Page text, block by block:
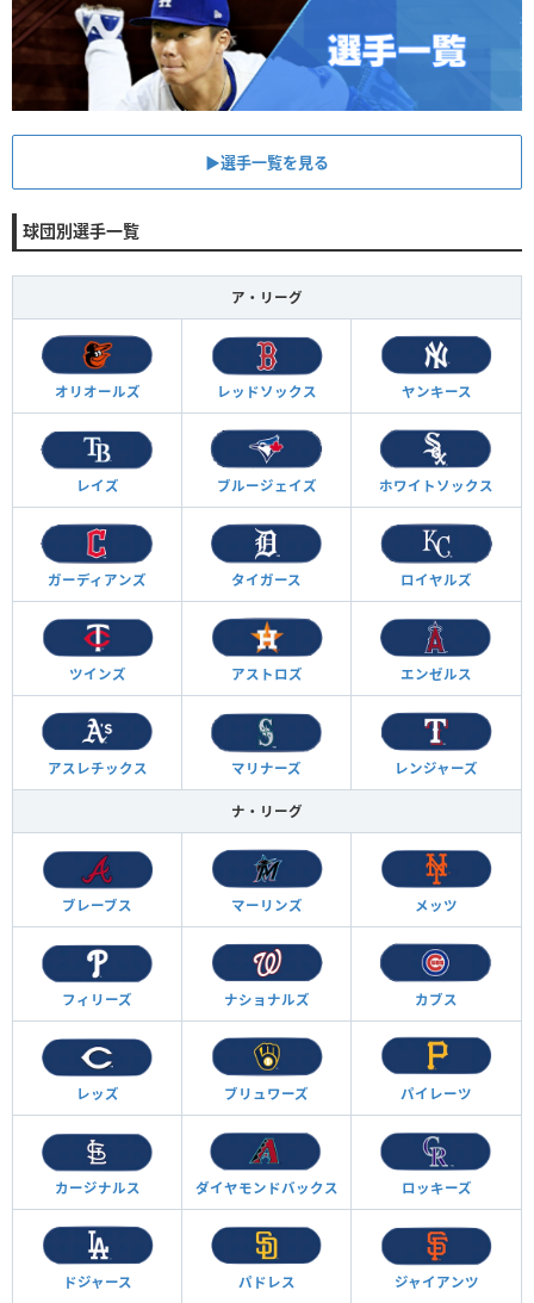
▶︎選手一覧を見る
球団別選手一覧
ア・リーグ
オリオールズ レッドソックス ヤンキース
レイズ ブルージェイズ ホワイトソックス
ガーディアンズ タイガース ロイヤルズ
ツインズ アストロズ エンゼルス
アスレチックス マリナーズ レンジャーズ
ナ・リーグ
ブレーブス マーリンズ メッツ
フィリーズ ナショナルズ カブス
レッズ ブリュワーズ パイレーツ
カージナルス ダイヤモンドバックス ロッキーズ
ドジャース パドレス ジャイアンツ